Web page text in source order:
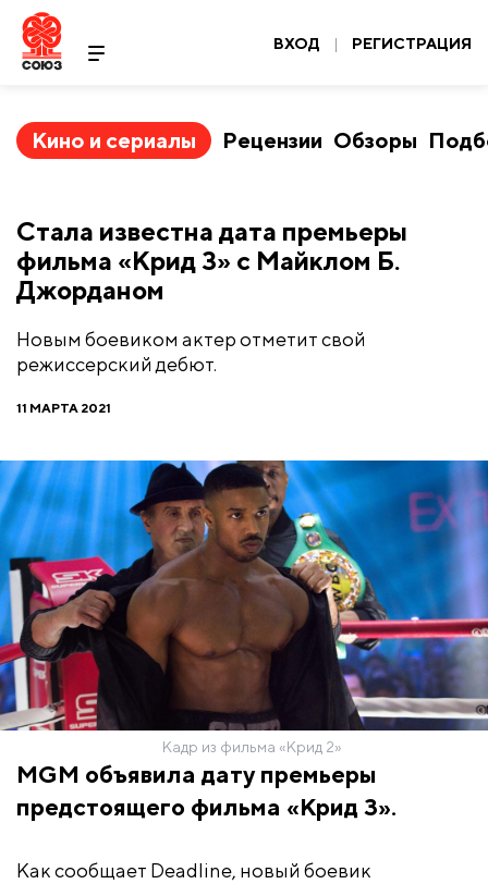
ВХОД | РЕГИСТРАЦИЯ
Кино и сериалы Рецензии Обзоры
Стала известна дата премьеры
фильма «Крид 3» с Майклом Б.
Джорданом
Новым боевиком актер отметит свой
режиссерский дебют.
11 МАРТА 2021
Кадр из фильма «Крид 2»
MGM объявила дату премьеры
предстоящего фильма «Крид 3».
Как сообщает Deadline, новый боевик